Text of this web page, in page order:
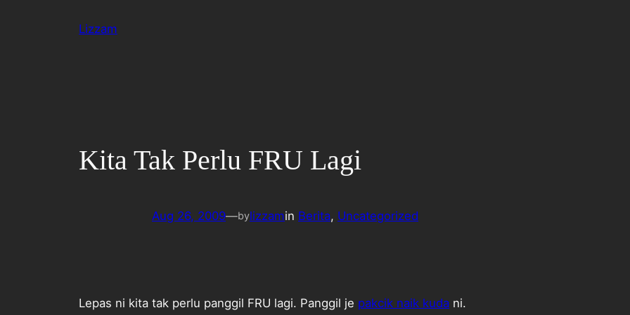
Lizzam
Kita Tak Perlu FRU Lagi
Aug 26, 2009—bylizzamin Berita, Uncategorized
Lepas ni kita tak perlu panggil FRU lagi. Panggil je pakcik naik kuda ni.